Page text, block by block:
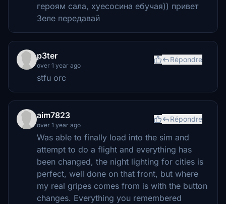
героям сала, хуесосина ебучая)) привет
Зеле передавай
p3ter
over 1 year ago
Répondre
stfu orc
aim7823
over 1 year ago
Répondre
Was able to finally load into the sim and
attempt to do a flight and everything has
been changed, the night lighting for cities is
perfect, well done on that front, but where
my real gripes comes from is with the button
changes. Everything you remembered